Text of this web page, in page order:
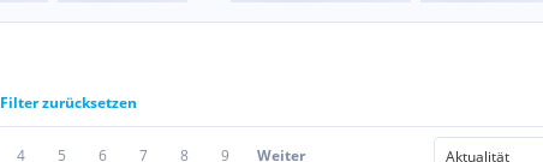
Filter zurücksetzen
4 5 6 7 8 9 Weiter